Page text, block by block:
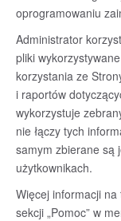
oprogramowaniu
Administrator
pliki
korzystania ze
i raportów
wykorzystuje
nie łączy tych
samym zbierane są
użytkownikach.
Więcej informacji
sekcji „Pomoc” w